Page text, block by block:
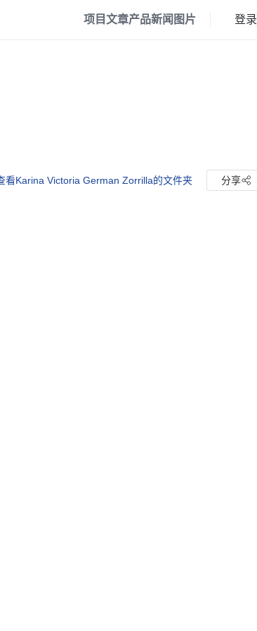
项目文章产品新闻 图片 登录
看Karina Victoria German Zorrilla的文件夹 分享